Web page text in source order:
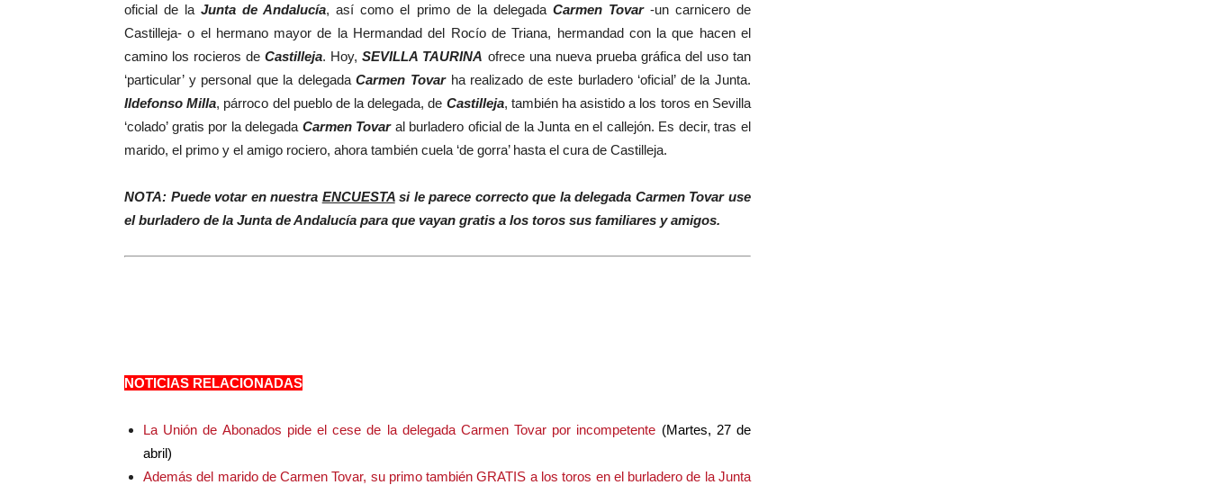
oficial de laJunta de Andalucía, así como el primo de la delegada Carmen Tovar-un carnicero de
Castilleja- o el hermano mayor de la Hermandad del Rocío de Triana, hermandad con la que hacen el
camino los rocieros deCastilleja. Hoy,SEVILLA TAURINA ofrece una nueva prueba gráfica del uso tan
‘particular’ y personal que la delegadaCarmen Tovarha realizado de este burladero ‘oficial’ de la Junta.
Ildefonso Milla, párroco del pueblo de la delegada, de Castilleja, también ha asistido a los toros en Sevilla
‘colado’ gratis por la delegada Carmen Tovaral burladero oficial de la Junta en el callejón. Es decir, tras el
marido, el primo y el amigo rociero, ahora también cuela ‘de gorra’ hasta el cura de Castilleja.
NOTA: Puede votar en nuestra ENCUESTAsi le parece correcto que la delegada Carmen Tovar use
el burladero de la Junta de Andalucía para que vayan gratis a los toros sus familiares y amigos.
NOTICIAS RELACIONADAS
La Unión de Abonados pide el cese de la delegada Carmen Tovar por incompetente (Martes, 27 de
abril)
Además del marido de Carmen Tovar, su primo también GRATIS a los toros en el burladero de la Junta